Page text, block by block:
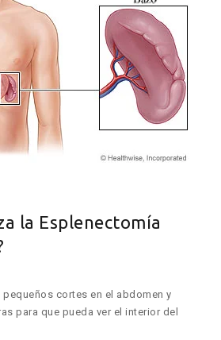
la Esplenectomía
pequeños cortes en el abdomen y
para que pueda ver el interior del